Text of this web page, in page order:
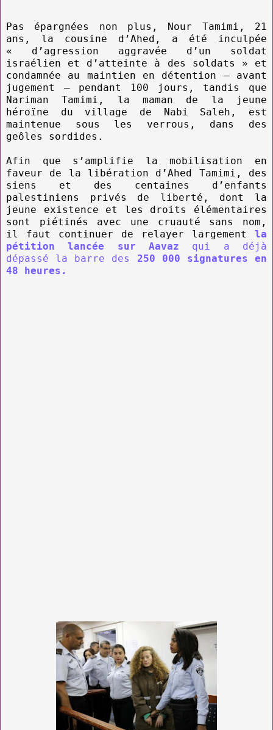
Pas épargnées non plus, Nour Tamimi, 21
ans, la cousine d’Ahed, a été inculpée
« d’agression aggravée d’un soldat
israélien et d’atteinte à des soldats » et
condamnée au maintien en détention – avant
jugement – pendant 100 jours, tandis que
Nariman Tamimi, la maman de la jeune
héroïne du village de Nabi Saleh, est
maintenue sous les verrous, dans des
geôles sordides.
Afin que s’amplifie la mobilisation en
faveur de la libération d’Ahed Tamimi, des
siens et des centaines d’enfants
palestiniens privés de liberté, dont la
jeune existence et les droits élémentaires
sont piétinés avec une cruauté sans nom,
il faut continuer de relayer largement
la
pétition lancée sur Aavaz qui a déjà
dépassé la barre des 250 000 signatures en
48 heures.